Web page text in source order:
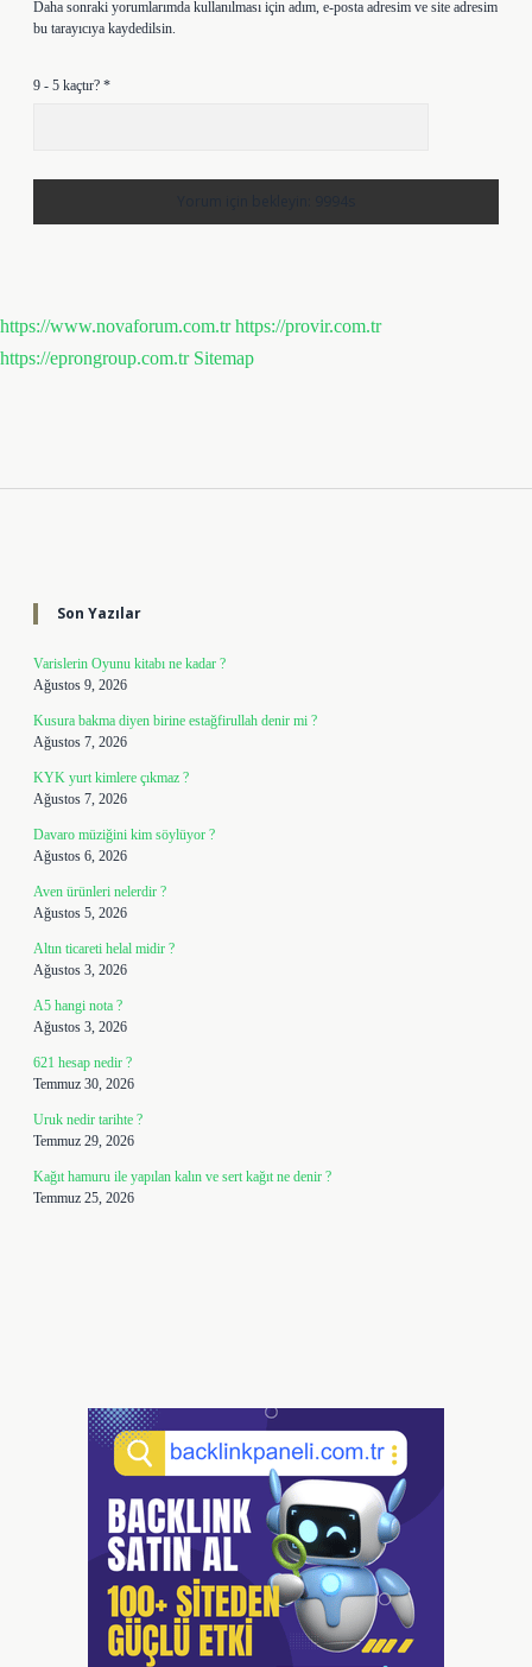
Daha sonraki yorumlarımda kullanılması için adım, e-posta adresim ve site adresim
bu tarayıcıya kaydedilsin.
9 - 5 kaçtır? *
https://www.novaforum.com.tr https://provir.com.tr
https://eprongroup.com.tr Sitemap
Son Yazılar
Varislerin Oyunu kitabı ne kadar ?
Ağustos 9, 2026
Kusura bakma diyen birine estağfirullah denir mi ?
Ağustos 7, 2026
KYK yurt kimlere çıkmaz ?
Ağustos 7, 2026
Davaro müziğini kim söylüyor ?
Ağustos 6, 2026
Aven ürünleri nelerdir ?
Ağustos 5, 2026
Altın ticareti helal midir ?
Ağustos 3, 2026
A5 hangi nota ?
Ağustos 3, 2026
621 hesap nedir ?
Temmuz 30, 2026
Uruk nedir tarihte ?
Temmuz 29, 2026
Kağıt hamuru ile yapılan kalın ve sert kağıt ne denir ?
Temmuz 25, 2026